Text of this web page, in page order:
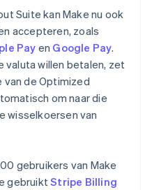
Suite kan Make nu ook
accepteren, zoals
Payen Google Pay.
valuta willen betalen, zet
van de Optimized
om naar die
wisselkoersen van
gebruikers van Make
gebruiktStripe Billing